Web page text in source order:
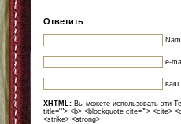
Ответить
e-
ваш
XHTML: Вы можете использовать эти
title=""> <b> <blockquote cite=""> <cite>
<strike> <strong>